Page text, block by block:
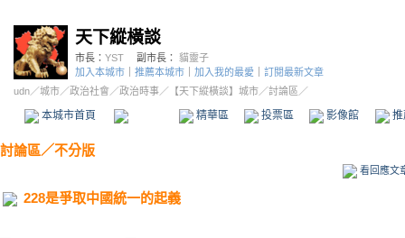
天下縱橫談
市長： YST 副市長： 貓靈子
加入本城市
推薦本城市 加入我的最愛
訂閱最新文章
udn／城市／政治社會 ／政治時事／ 【天下縱橫談】城市／討論區／
本城市首頁 精華區 投票區 影像館
討論區／不分版
看回應文
228是爭取中國統一的起義